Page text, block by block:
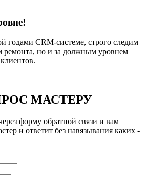
годами CRM-системе, строго следим
ремонта, но и за должным уровнем
МАСТЕРУ
форму обратной связи и вам
и ответит без навязывания каких -